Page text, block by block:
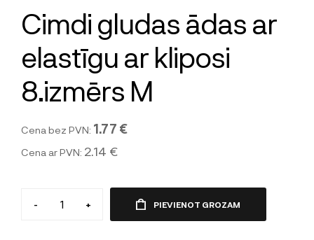
Cimdi gludas ādas ar
elastīgu ar kliposi
8.izmērs M
Cena bez PVN: 1.77 €
Cena ar PVN: 2.14 €
- + PIEVIENOT GROZAM